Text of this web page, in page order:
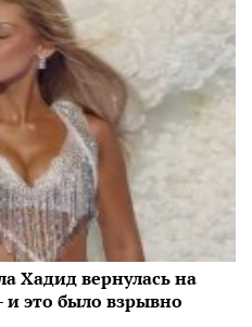
Хадид вернулась на
это было взрывно